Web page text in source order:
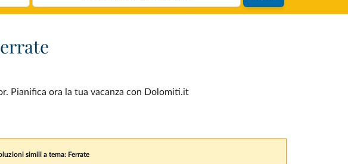
Pianifica ora la tua vacanza con Dolomiti.it
simili a tema: Ferrate